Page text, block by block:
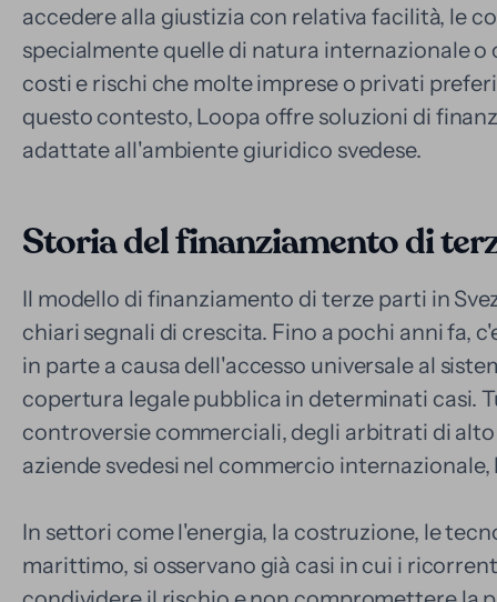
accedere alla giustizia con relativa facilità, le
specialmente quelle di natura internazionale
costi e rischi che molte imprese o privati
questo contesto, Loopa offre soluzioni di
adattate all'ambiente giuridico svedese.
Storia del finanziamento di
Il modello di finanziamento di terze parti in
chiari segnali di crescita. Fino a pochi anni fa,
in parte a causa dell'accesso universale al
copertura legale pubblica in determinati casi.
controversie commerciali, degli arbitrati di
aziende svedesi nel commercio
In settori come l'energia, la costruzione, le
marittimo, si osservano già casi in cui i